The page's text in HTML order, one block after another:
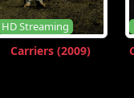
HD Streaming
Carriers (2009)